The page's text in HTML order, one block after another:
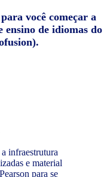
você começar a
ensino de idiomas do
infraestrutura
e material
para se